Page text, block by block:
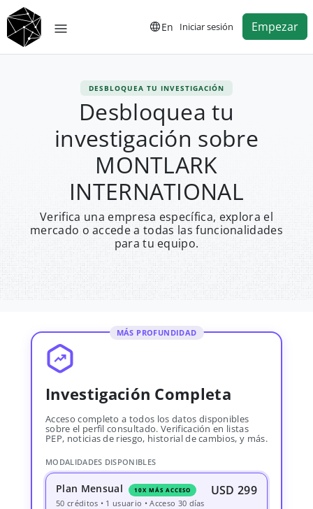
En Iniciar sesión Empezar
DESBLOQUEA TU INVESTIGACIÓN
Desbloquea tu
investigación sobre
MONTLARK
INTERNATIONAL
Verifica una empresa específica, explora el
mercado o accede a todas las funcionalidades
para tu equipo.
MÁS PROFUNDIDAD
Investigación Completa
Acceso completo a todos los datos disponibles
sobre el perfil consultado. Verificación en listas
PEP, noticias de riesgo, historial de cambios, y más.
MODALIDADES DISPONIBLES
Plan Mensual 10X MÁS ACCESO USD 299
50 créditos • 1 usuario • Acceso 30 días